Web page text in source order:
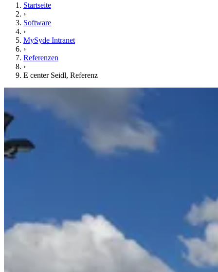
Startseite
›
Software
›
MySyde Intranet
›
Referenzen
›
E center Seidl, Referenz